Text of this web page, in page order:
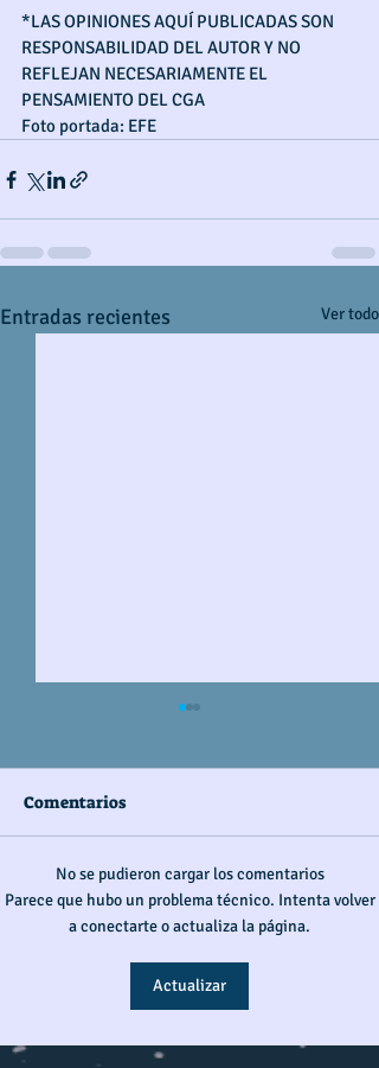
*LAS OPINIONES AQUÍ PUBLICADAS SON
RESPONSABILIDAD DEL AUTOR Y NO
REFLEJAN NECESARIAMENTE EL
PENSAMIENTO DEL CGA
Foto portada: EFE
Entradas recientes Ver todo
IRÁN Y LA GUERRA EN
EL ESTRECHO DE
ORMUZ REDEFINE
RUTAS MARÍTIMAS
Comentarios
No se pudieron cargar los comentarios
Parece que hubo un problema técnico. Intenta volver
a conectarte o actualiza la página.
Actualizar